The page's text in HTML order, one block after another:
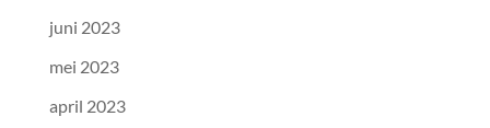
juni 2023
mei 2023
april 2023